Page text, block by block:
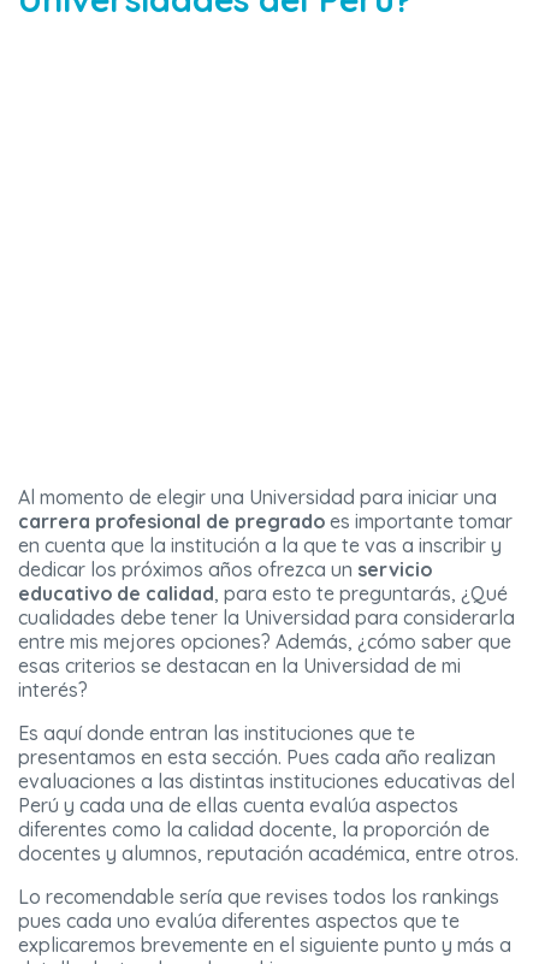
Al momento de elegir una Universidad para iniciar una
carrera profesional de pregrado es importante tomar
en cuenta que la institución a la que te vas a inscribir y
dedicar los próximos años ofrezca un servicio
educativo de calidad, para esto te preguntarás, ¿Qué
cualidades debe tener la Universidad para considerarla
entre mis mejores opciones? Además, ¿cómo saber que
esas criterios se destacan en la Universidad de mi
interés?
Es aquí donde entran las instituciones que te
presentamos en esta sección. Pues cada año realizan
evaluaciones a las distintas instituciones educativas del
Perú y cada una de ellas cuenta evalúa aspectos
diferentes como la calidad docente, la proporción de
docentes y alumnos, reputación académica, entre otros.
Lo recomendable sería que revises todos los rankings
pues cada uno evalúa diferentes aspectos que te
explicaremos brevemente en el siguiente punto y más a